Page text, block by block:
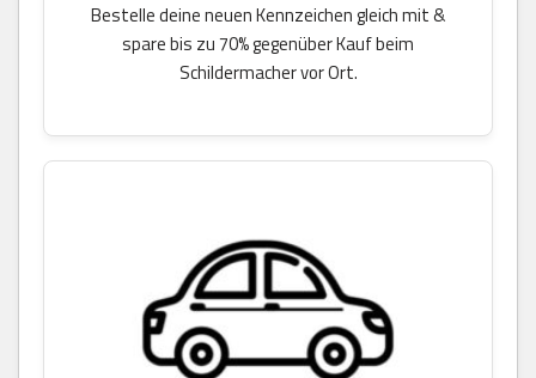
Bestelle deine neuen Kennzeichen gleich mit &
spare bis zu 70% gegenüber Kauf beim
Schildermacher vor Ort.